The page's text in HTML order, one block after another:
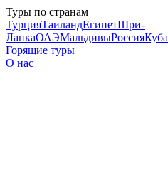
Туры по странам
ТурцияТаиландЕгипетШри-
ЛанкаОАЭМальдивыРоссияКуба
Горящие туры
О нас